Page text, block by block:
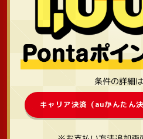
条件の詳細は
キャリア決済（auかんたん